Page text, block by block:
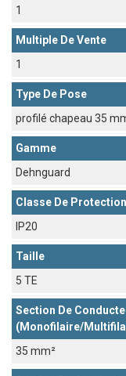
1
Multiple De Vente
1
Type De Pose
profilé chapeau 35
Gamme
Dehnguard
Classe De
IP20
Taille
5 TE
Section De
(monofilaire/
35 mm²